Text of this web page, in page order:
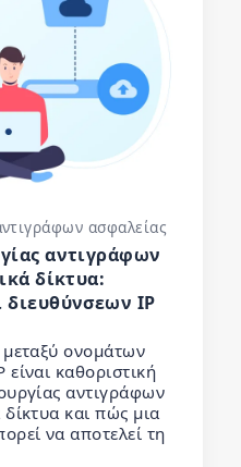
ασφαλείας
αντιγράφων
δίκτυα:
διευθύνσεων IP
μεταξύ ονομάτων
καθοριστική
αντιγράφων
και πώς μια
να αποτελεί τη